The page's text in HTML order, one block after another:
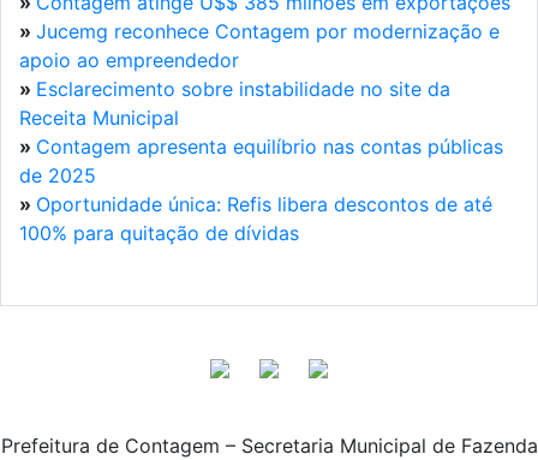
» Jucemg reconhece Contagem por modernização e
apoio ao empreendedor
» Esclarecimento sobre instabilidade no site da
Receita Municipal
» Contagem apresenta equilíbrio nas contas públicas
de 2025
» Oportunidade única: Refis libera descontos de até
100% para quitação de dívidas
Prefeitura de Contagem – Secretaria Municipal de Fazenda